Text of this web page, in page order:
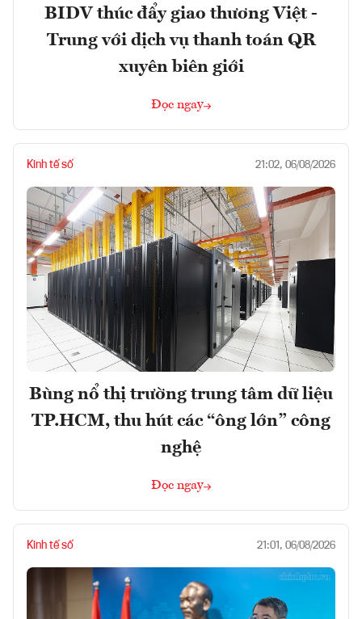
BIDV thúc đẩy giao thương Việt -
Trung với dịch vụ thanh toán QR
xuyên biên giới
Đọc ngay
Kinh tế số 21:02, 06/08/2026
Bùng nổ thị trường trung tâm dữ liệu
TP.HCM, thu hút các “ông lớn” công
nghệ
Đọc ngay
Kinh tế số 21:01, 06/08/2026